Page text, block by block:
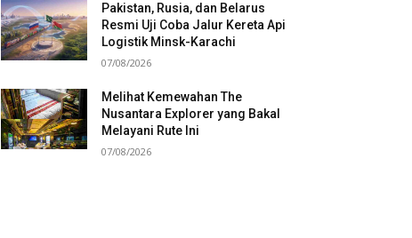
Pakistan, Rusia, dan Belarus
Resmi Uji Coba Jalur Kereta Api
Logistik Minsk-Karachi
07/08/2026
Melihat Kemewahan The
Nusantara Explorer yang Bakal
Melayani Rute Ini
07/08/2026